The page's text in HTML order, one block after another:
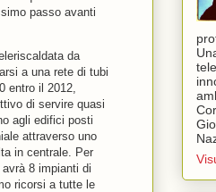
passo avanti
da
a una rete di tubi
entro il 2012,
di servire quasi
agli edifici posti
attraverso uno
in centrale. Per
8 impianti di
ricorsi a tutte le